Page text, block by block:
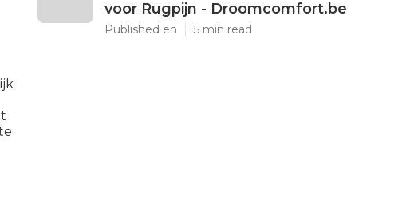
voor Rugpijn - Droomcomfort.be
Published en 5 min read